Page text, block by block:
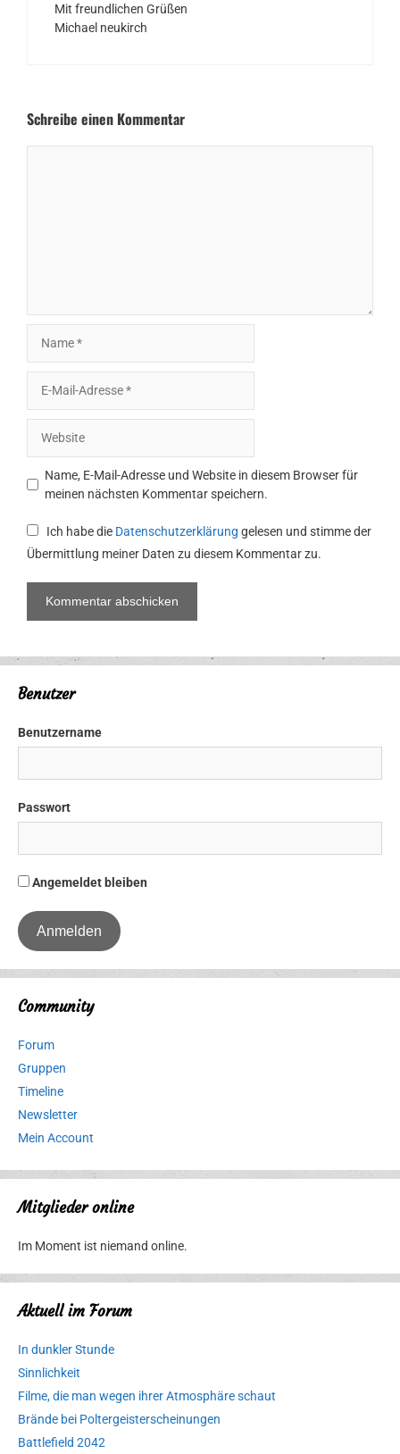
Mit freundlichen Grüßen
Michael neukirch
Schreibe einen Kommentar
Mail-
Adresse
Name, E-Mail-Adresse und Website in diesem Browser für
meinen nächsten Kommentar speichern.
Ich habe die Datenschutzerklärung gelesen und stimme der
Übermittlung meiner Daten zu diesem Kommentar zu.
Benutzer
Benutzername
Passwort
Angemeldet bleiben
Community
Forum
Gruppen
Timeline
Newsletter
Mein Account
Mitglieder online
Im Moment ist niemand online.
Aktuell im Forum
In dunkler Stunde
Sinnlichkeit
Filme, die man wegen ihrer Atmosphäre schaut
Brände bei Poltergeisterscheinungen
Battlefield 2042